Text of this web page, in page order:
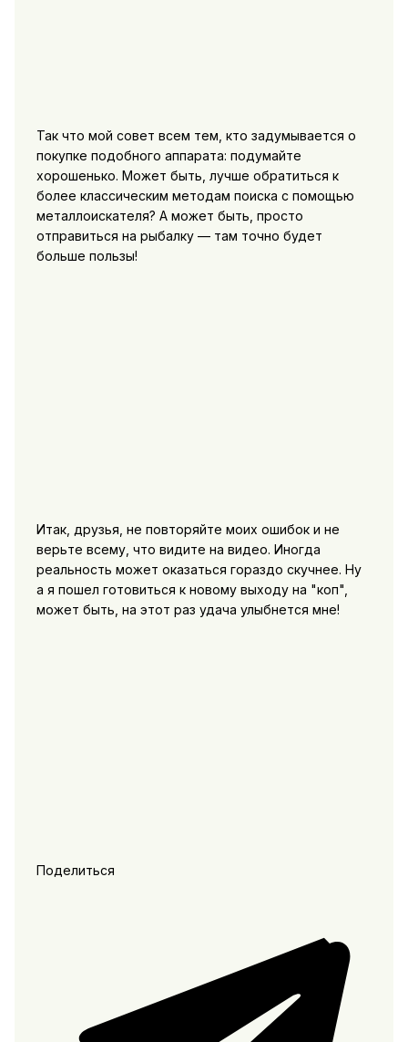
Так что мой совет всем тем, кто задумывается о
покупке подобного аппарата: подумайте
хорошенько. Может быть, лучше обратиться к
более классическим методам поиска с помощью
металлоискателя? А может быть, просто
отправиться на рыбалку — там точно будет
больше пользы!
Итак, друзья, не повторяйте моих ошибок и не
верьте всему, что видите на видео. Иногда
реальность может оказаться гораздо скучнее. Ну
а я пошел готовиться к новому выходу на "коп",
может быть, на этот раз удача улыбнется мне!
Поделиться